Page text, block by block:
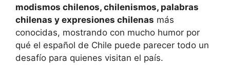
modismos chilenos, chilenismos, palabras
chilenas y expresiones chilenas más
conocidas, mostrando con mucho humor por
qué el español de Chile puede parecer todo un
desafío para quienes visitan el país.